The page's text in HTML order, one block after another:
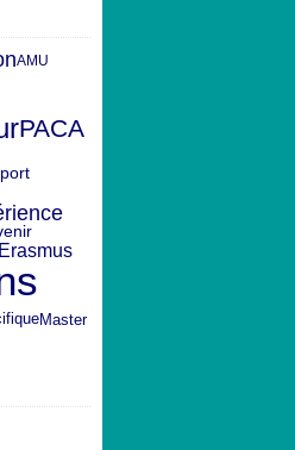
AMU
PACA
Erasmus
Master